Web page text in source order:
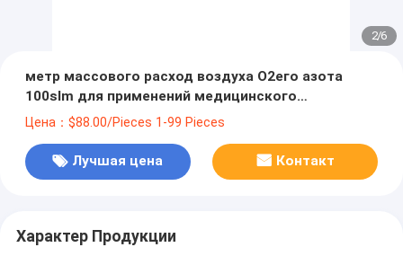
2/6
метр массового расход воздуха O2его азота
100slm для применений медицинского
использования дыхательных
Цена：$88.00/Pieces 1-99 Pieces
Лучшая цена Контакт
Характер Продукции